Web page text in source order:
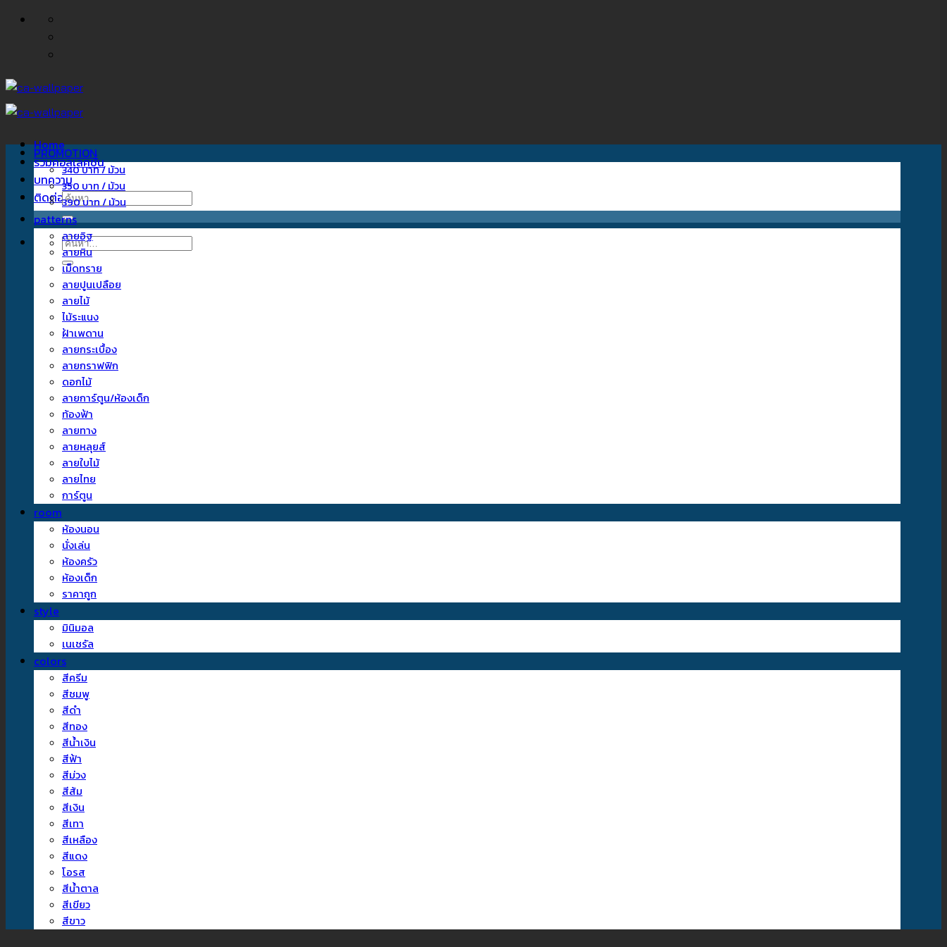
ข้าม
Home
รวมคอลเลคชั่น
บทความ
ติดต่อเรา
ค้นหา:
ค้นหา:
PROMOTION
340 บาท / ม้วน
350 บาท / ม้วน
390 บาท / ม้วน
patterns
ลายอิฐ
ลายหิน
เม็ดทราย
ลายปูนเปลือย
ลายไม้
ไม้ระแนง
ฝ้าเพดาน
ลายกระเบื้อง
ลายกราฟฟิก
ดอกไม้
ลายการ์ตูน/ห้องเด็ก
ท้องฟ้า
ลายทาง
ลายหลุยส์
ลายใบไม้
ลายไทย
การ์ตูน
room
ห้องนอน
นั่งเล่น
ห้องครัว
ห้องเด็ก
ราคาถูก
style
มินิมอล
เนเชรัล
colors
สีครีม
สีชมพู
สีดำ
สีทอง
สีน้ำเงิน
สีฟ้า
สีม่วง
สีส้ม
สีเงิน
สีเทา
สีเหลือง
สีแดง
โอรส
สีน้ำตาล
สีเขียว
สีขาว